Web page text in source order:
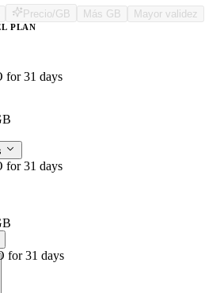
Precio/GB Más GB Mayor validez
PLAN
for 31 days
for 31 days
for 31 days